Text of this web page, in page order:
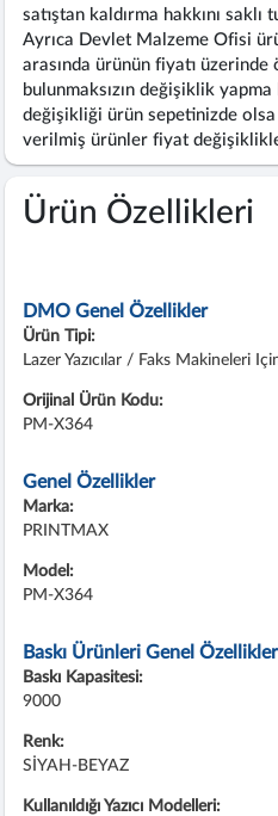
satıştan kaldırma hakkını saklı
Ayrıca Devlet Malzeme Ofisi
arasında ürünün fiyatı
bulunmaksızın değişiklik
değişikliği ürün sepetinizde olsa
verilmiş ürünler fiyat
Ürün Özellikleri
DMO Genel Özellikler
Ürün Tipi:
Lazer Yazıcılar / Faks Makineleri
Orijinal Ürün Kodu:
PM-X364
Genel Özellikler
Marka:
PRINTMAX
Model:
PM-X364
Baskı Ürünleri Genel
Baskı Kapasitesi:
9000
Renk:
SİYAH-BEYAZ
Kullanıldığı Yazıcı Modelleri: